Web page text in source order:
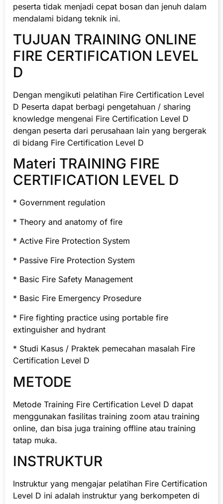
peserta tidak menjadi cepat bosan dan jenuh dalam
mendalami bidang teknik ini.
TUJUAN TRAINING ONLINE
FIRE CERTIFICATION LEVEL
D
Dengan mengikuti pelatihan Fire Certification Level
D Peserta dapat berbagi pengetahuan / sharing
knowledge mengenai Fire Certification Level D
dengan peserta dari perusahaan lain yang bergerak
di bidang Fire Certification Level D
Materi TRAINING FIRE
CERTIFICATION LEVEL D
* Government regulation
* Theory and anatomy of fire
* Active Fire Protection System
* Passive Fire Protection System
* Basic Fire Safety Management
* Basic Fire Emergency Prosedure
* Fire fighting practice using portable fire
extinguisher and hydrant
* Studi Kasus / Praktek pemecahan masalah Fire
Certification Level D
METODE
Metode Training Fire Certification Level D dapat
menggunakan fasilitas training zoom atau training
online, dan bisa juga training offline atau training
tatap muka.
INSTRUKTUR
Instruktur yang mengajar pelatihan Fire Certification
Level D ini adalah instruktur yang berkompeten di